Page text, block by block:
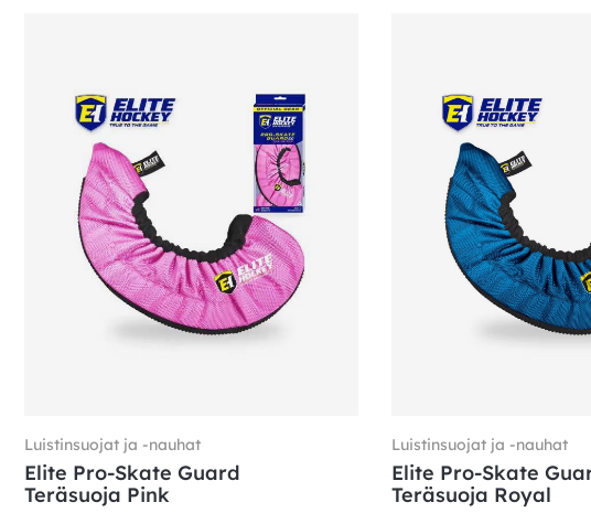
Luistinsuojat ja -nauhat
Elite Pro-Skate Guard
Teräsuoja Pink
Luistinsuojat ja -nauhat
Elite Pro-Skate
Teräsuoja Royal